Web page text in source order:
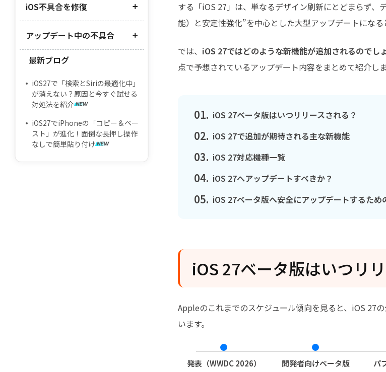
iOS不具合を修復
iOSシステム修復ソフト
iPadがリンゴループから復旧
アップデート中の不具合
iiPhone・iPadのアップデートが終
「アップデートを検証中」から動
かない
「アップデートを要求しました」
が表示された
最新ブログ
iOS27で「検索とSiriの最適化中」
が消えない？原因と今すぐ試せる
対処法を紹介
iOS27でiPhoneの「コピー＆ペー
スト」が進化！面倒な長押し操作
なしで簡単貼り付け
する「iOS 27」は、単なるデザイン刷新にとどまらず、
能）と安定性強化”を中心とした大型アップデートになる
では、 iOS 27ではどのような新機能が追加されるのでし
点で予想されているアップデート内容をまとめて紹介しま
01. iOS 27ベータ版はいつリリースされる？
02. iOS 27で追加が期待される主な新機能
03. iOS 27対応機種一覧
04. iOS 27へアップデートすべきか？
05. iOS 27ベータ版へ安全にアップデートするため
iOS 27ベータ版はいつリ
Appleのこれまでのスケジュール傾向を見ると、iOS 27
います。
発表（WWDC 2026） 開発者向けベータ版 パ